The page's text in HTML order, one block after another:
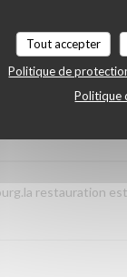
Tout accepter
Politique de
Politique
restauration